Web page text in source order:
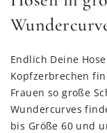
Endlich Deine
Kopfzerbrechen
Frauen so große
Wundercurves
bis Größe 60 und